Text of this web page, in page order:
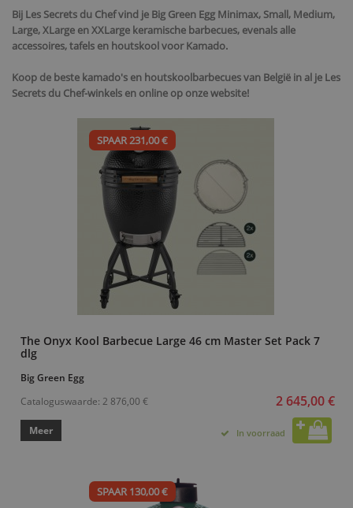
Bij Les Secrets du Chef vind je Big Green Egg Minimax, Small, Medium,
Large, XLarge en XXLarge keramische barbecues, evenals alle
accessoires, tafels en houtskool voor Kamado.
Koop de beste kamado's en houtskoolbarbecues van België in al je Les
Secrets du Chef-winkels en online op onze website!
SPAAR 231,00 €
The Onyx Kool Barbecue Large 46 cm Master Set Pack 7
dlg
Big Green Egg
Cataloguswaarde: 2 876,00 € 2 645,00 €
Meer In voorraad
SPAAR 130,00 €